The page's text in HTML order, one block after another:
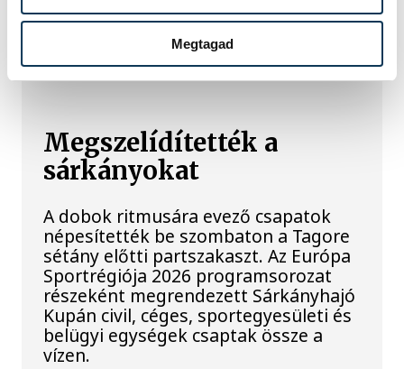
Megtagad
Megszelídítették a
sárkányokat
A dobok ritmusára evező csapatok
népesítették be szombaton a Tagore
sétány előtti partszakaszt. Az Európa
Sportrégiója 2026 programsorozat
részeként megrendezett Sárkányhajó
Kupán civil, céges, sportegyesületi és
belügyi egységek csaptak össze a
vízen.